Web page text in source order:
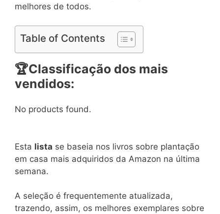
melhores de todos.
Table of Contents
🏆Classificação dos mais
vendidos:
No products found.
Esta lista se baseia nos livros sobre plantação
em casa mais adquiridos da Amazon na última
semana.
A seleção é frequentemente atualizada,
trazendo, assim, os melhores exemplares sobre